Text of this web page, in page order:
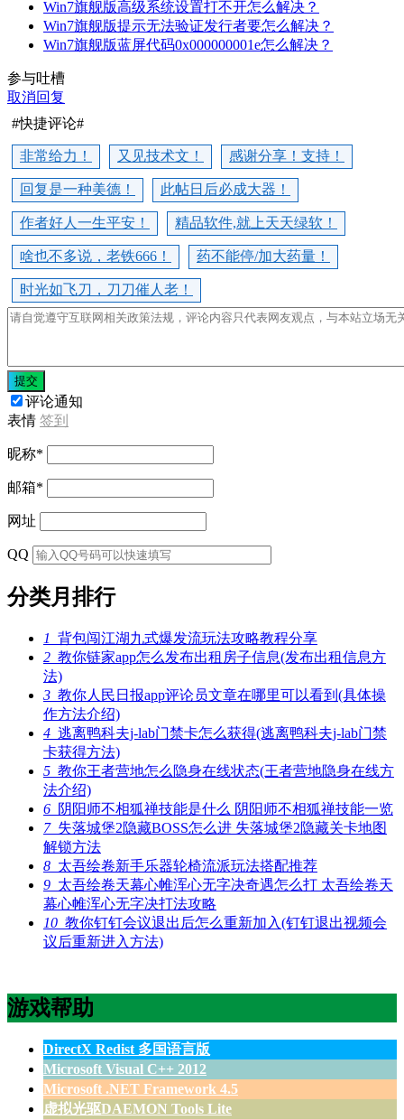
Win7旗舰版高级系统设置打不开怎么解决？
Win7旗舰版提示无法验证发行者要怎么解决？
Win7旗舰版蓝屏代码0x000000001e怎么解决？
参与吐槽
取消回复
#快捷评论#
非常给力！ 又见技术文！ 感谢分享！支持！
回复是一种美德！ 此帖日后必成大器！
作者好人一生平安！ 精品软件,就上天天绿软！
啥也不多说，老铁666！ 药不能停/加大药量！
时光如飞刀，刀刀催人老！
提交
评论通知
表情 签到
昵称*
邮箱*
网址
QQ
分类月排行
1 背包闯江湖九式爆发流玩法攻略教程分享
2 教你链家app怎么发布出租房子信息(发布出租信息方
法)
3 教你人民日报app评论员文章在哪里可以看到(具体操
作方法介绍)
4 逃离鸭科夫j-lab门禁卡怎么获得(逃离鸭科夫j-lab门禁
卡获得方法)
5 教你王者营地怎么隐身在线状态(王者营地隐身在线方
法介绍)
6 阴阳师不相狐禅技能是什么 阴阳师不相狐禅技能一览
7失落城堡2隐藏BOSS怎么进 失落城堡2隐藏关卡地图
解锁方法
8 太吾绘卷新手乐器轮椅流派玩法搭配推荐
9 太吾绘卷天幕心帷浑心无字决奇遇怎么打 太吾绘卷天
幕心帷浑心无字决打法攻略
10 教你钉钉会议退出后怎么重新加入(钉钉退出视频会
议后重新进入方法)
游戏帮助
DirectX Redist 多国语言版
Microsoft Visual C++ 2012
Microsoft .NET Framework 4.5
虚拟光驱DAEMON Tools Lite